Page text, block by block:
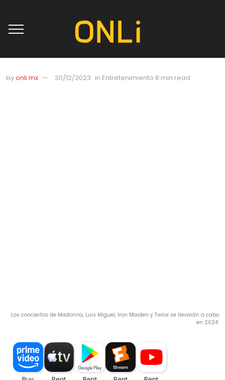
byonli mx 30/12/2023 in Entretenimiento 6 min read
Los conciertos de Madonna, Luis Miguel, Iron Maiden y Twice se llevarán a cabo
en 2024.